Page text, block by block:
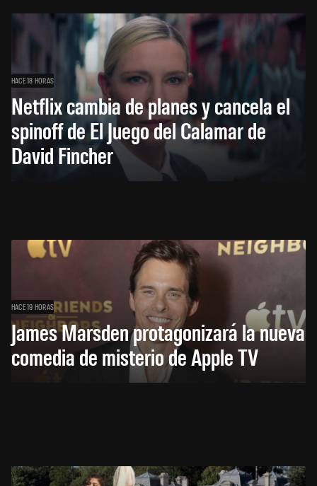
HACE 18 HORAS
Netflix cambia de planes y cancela el
spinoff de El Juego del Calamar de
David Fincher
HACE 19 HORAS
James Marsden protagonizará la nueva
comedia de misterio de Apple TV